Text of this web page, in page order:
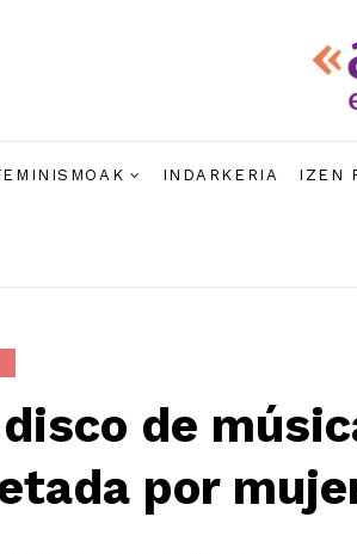
INDARKERIA IZEN
de
por